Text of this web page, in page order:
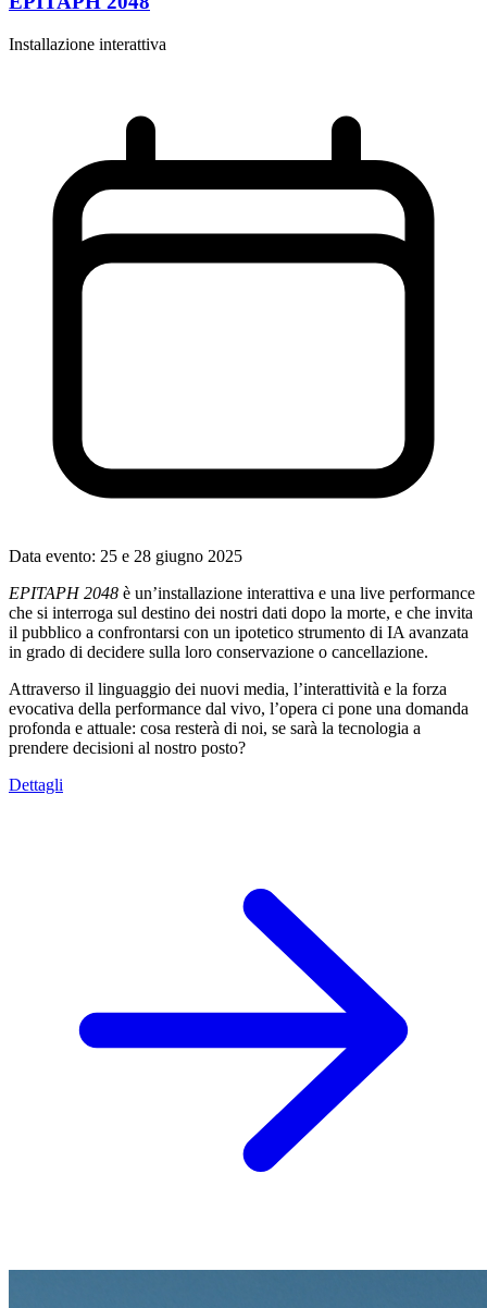
Installazione interattiva
Data evento: 25 e 28 giugno 2025
EPITAPH 2048 è un’installazione interattiva e una live performance
che si interroga sul destino dei nostri dati dopo la morte, e che invita
il pubblico a confrontarsi con un ipotetico strumento di IA avanzata
in grado di decidere sulla loro conservazione o cancellazione.
Attraverso il linguaggio dei nuovi media, l’interattività e la forza
evocativa della performance dal vivo, l’opera ci pone una domanda
profonda e attuale: cosa resterà di noi, se sarà la tecnologia a
prendere decisioni al nostro posto?
Dettagli